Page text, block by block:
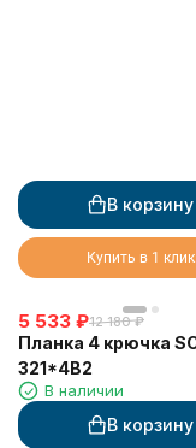
В корзину
Купить в 1 клик
5 533 ₽12 180 ₽
Планка 4 крючка SCHEIN
321*4B2
В наличии
В корзину